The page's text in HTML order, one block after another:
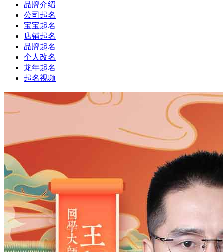
品牌介绍
公司起名
宝宝起名
店铺起名
品牌起名
个人改名
龙年起名
起名视频